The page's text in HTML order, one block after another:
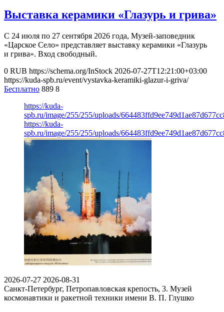
Выставка керамики «Глазурь и грива»
С 24 июля по 27 сентября 2026 года, Музей-заповедник
«Царское Село» представляет выставку керамики «Глазурь
и грива». Вход свободный.
0 RUB https://schema.org/InStock 2026-07-27T12:21:00+03:00
https://kuda-spb.ru/event/vystavka-keramiki-glazur-i-griva/
Бесплатно 889 8
https://kuda-
spb.ru/image/255/255/uploads/
https://kuda-
spb.ru/image/255/255/uploads/
2026-07-27 2026-08-31
Санкт-Петербург, Петропавловская крепость, 3. Музей
космонавтики и ракетной техники имени В. П. Глушко